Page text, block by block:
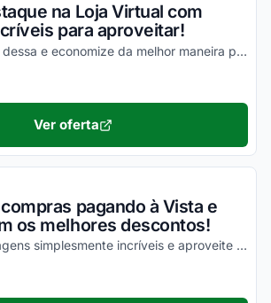
na Loja Virtual com
para aproveitar!
Não fique de fora dessa e economize da melhor maneira possível!
funcionou
Ver oferta
pagando à Vista e
os melhores descontos!
Desfrute de vantagens simplesmente incríveis e aproveite seus descontos!
funcionou